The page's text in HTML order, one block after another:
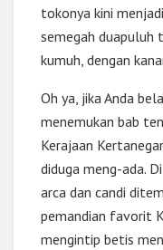
tokonya kini
semegah duapuluh
kumuh, dengan
Oh ya, jika Anda
menemukan bab
Kerajaan
diduga meng-ada.
arca dan candi
pemandian favorit
mengintip betis